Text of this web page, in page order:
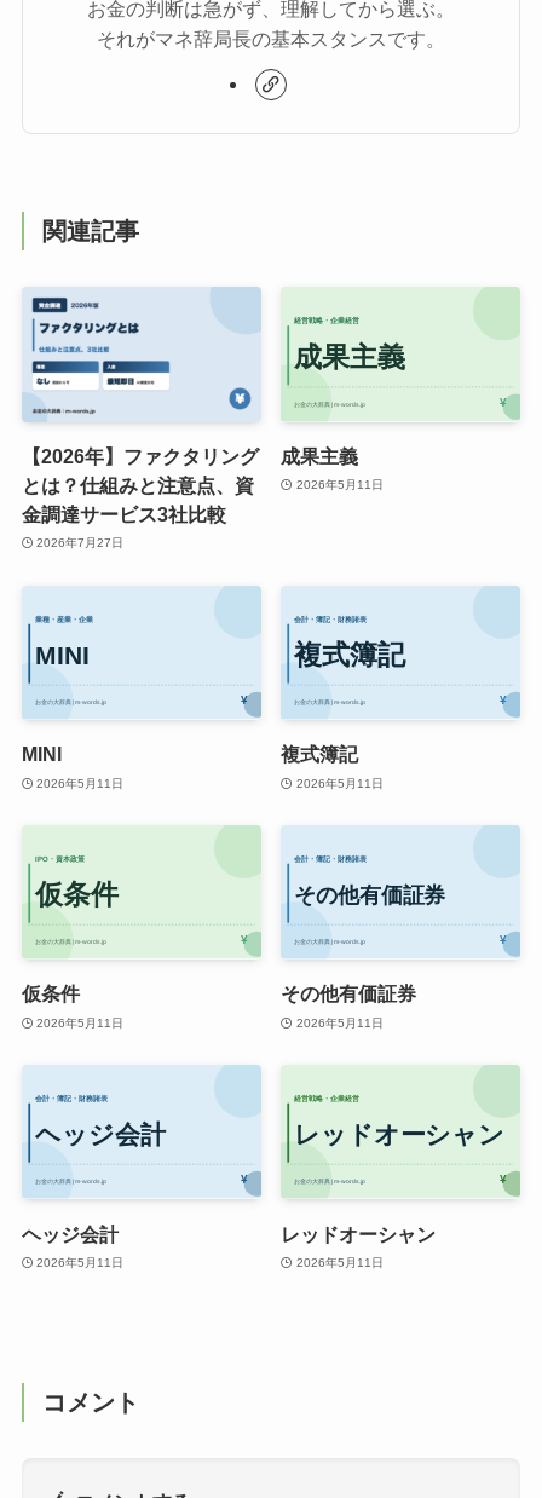
お金の判断は急がず、理解してから選ぶ。
それがマネ辞局長の基本スタンスです。
関連記事
【2026年】ファクタリング
とは？仕組みと注意点、資
金調達サービス3社比較
2026年7月27日
成果主義
2026年5月11日
MINI
2026年5月11日
複式簿記
2026年5月11日
仮条件
2026年5月11日
その他有価証券
2026年5月11日
ヘッジ会計
2026年5月11日
レッドオーシャン
2026年5月11日
コメント